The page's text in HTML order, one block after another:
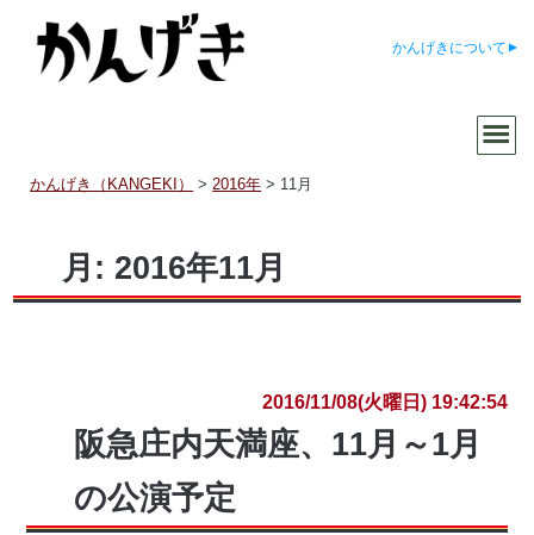
かんげきについて
かんげき（KANGEKI） >2016年 > 11月
月: 2016年11月
2016/11/08(火曜日) 19:42:54
阪急庄内天満座、11月～1月
の公演予定